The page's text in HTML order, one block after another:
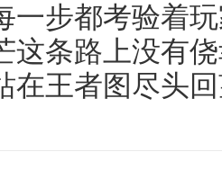
一步都考验着
这条路上没有
在王者图尽头